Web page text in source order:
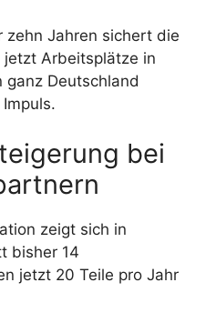
zehn Jahren sichert die
Arbeitsplätze in
ganz Deutschland
bei
zeigt sich in
bisher 14
jetzt 20 Teile pro Jahr